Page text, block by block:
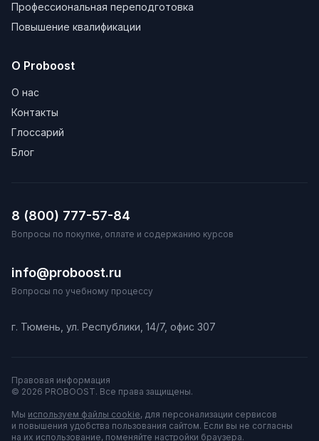
Профессиональная переподготовка
Повышение квалификации
О Proboost
О нас
Контакты
Глоссарий
Блог
8 (800) 777-57-84
Вопросы по покупке, оплате и содержанию курсов
info@proboost.ru
Вопросы по учебному процессу
г. Тюмень, ул. Республики, 14/7, офис 307
Правовая информация
© 2026 PROBOOST. Все права защищены.
Мы используем файлы cookie, для персонализации сервисов
и повышения удобства пользования сайтом. Если вы не согласны
на их использование, поменяйте настройки браузера.